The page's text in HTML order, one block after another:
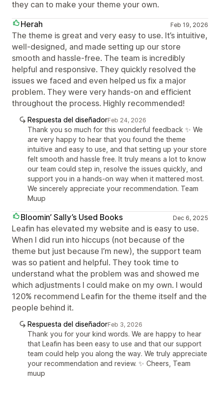
they can to make your theme your own.
Herah
Feb 19, 2026
The theme is great and very easy to use. It’s intuitive,
well-designed, and made setting up our store
smooth and hassle-free. The team is incredibly
helpful and responsive. They quickly resolved the
issues we faced and even helped us fix a major
problem. They were very hands-on and efficient
throughout the process. Highly recommended!
Respuesta del diseñadorFeb 24, 2026
Thank you so much for this wonderful feedback ✨ We
are very happy to hear that you found the theme
intuitive and easy to use, and that setting up your store
felt smooth and hassle free. It truly means a lot to know
our team could step in, resolve the issues quickly, and
support you in a hands-on way when it mattered most.
We sincerely appreciate your recommendation. Team
Muup
Bloomin’ Sally’s Used Books Dec 6, 2025
Leafin has elevated my website and is easy to use.
When I did run into hiccups (not because of the
theme but just because I’m new), the support team
was so patient and helpful. They took time to
understand what the problem was and showed me
which adjustments I could make on my own. I would
120% recommend Leafin for the theme itself and the
people behind it.
Respuesta del diseñadorFeb 3, 2026
Thank you for your kind words. We are happy to hear
that Leafin has been easy to use and that our support
team could help you along the way. We truly appreciate
your recommendation and review. ✨ Cheers, Team
muup